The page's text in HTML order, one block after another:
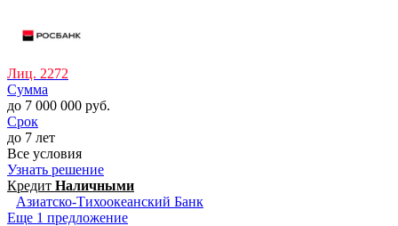
Лиц. 2272
Сумма
до 7 000 000 руб.
Срок
до 7 лет
Все условия
Узнать решение
Кредит Наличными
Азиатско-Тихоокеанский Банк
Еще 1 предложение